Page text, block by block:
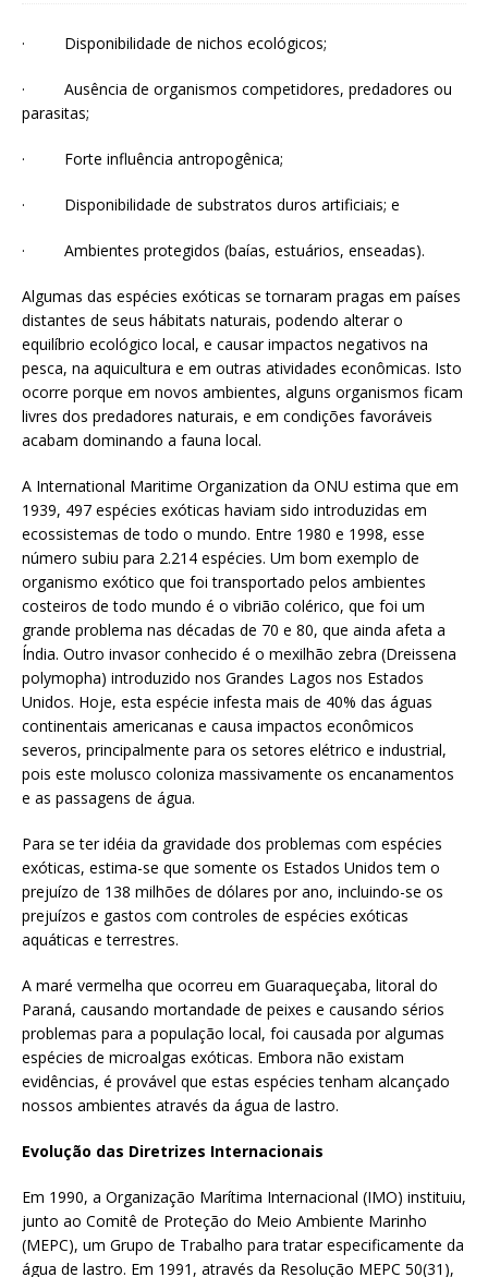
· Disponibilidade de nichos ecológicos;
·
Ausência de organismos competidores, predadores ou
parasitas;
· Forte influência antropogênica;
· Disponibilidade de substratos duros artificiais; e
· Ambientes protegidos (baías, estuários, enseadas).
Algumas das espécies exóticas se tornaram pragas em países
distantes de seus hábitats naturais, podendo alterar o
equilíbrio ecológico local, e causar impactos negativos na
pesca, na aquicultura e em outras atividades econômicas. Isto
ocorre porque em novos ambientes, alguns organismos ficam
livres dos predadores naturais, e em condições favoráveis
acabam dominando a fauna local.
A International Maritime Organization da ONU estima que em
1939, 497 espécies exóticas haviam sido introduzidas em
ecossistemas de todo o mundo. Entre 1980 e 1998, esse
número subiu para 2.214 espécies. Um bom exemplo de
organismo exótico que foi transportado pelos ambientes
costeiros de todo mundo é o vibrião colérico, que foi um
grande problema nas décadas de 70 e 80, que ainda afeta a
Índia. Outro invasor conhecido é o mexilhão zebra (Dreissena
polymopha) introduzido nos Grandes Lagos nos Estados
Unidos. Hoje, esta espécie infesta mais de 40% das águas
continentais americanas e causa impactos econômicos
severos, principalmente para os setores elétrico e industrial,
pois este molusco coloniza massivamente os encanamentos
e as passagens de água.
Para se ter idéia da gravidade dos problemas com espécies
exóticas, estima-se que somente os Estados Unidos tem o
prejuízo de 138 milhões de dólares por ano, incluindo-se os
prejuízos e gastos com controles de espécies exóticas
aquáticas e terrestres.
A maré vermelha que ocorreu em Guaraqueçaba, litoral do
Paraná, causando mortandade de peixes e causando sérios
problemas para a população local, foi causada por algumas
espécies de microalgas exóticas. Embora não existam
evidências, é provável que estas espécies tenham alcançado
nossos ambientes através da água de lastro.
Evolução das Diretrizes Internacionais
Em 1990, a Organização Marítima Internacional (IMO) instituiu,
junto ao Comitê de Proteção do Meio Ambiente Marinho
(MEPC), um Grupo de Trabalho para tratar especificamente da
água de lastro. Em 1991, através da Resolução MEPC 50(31),